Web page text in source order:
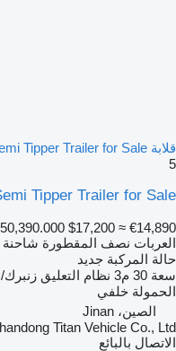
قلابة Titan 2 Axle Semi Tipper Trailer for Sale
5
Tipper Trailer for Sale
$17,200 ≈ €14,890
العربات نصف المقطورة شاحنة
حالة المركبة جديد
سعة 30 م3 نظام التعليق
الحمولة خلفي
الصين، Jinan
Titan Vehicle Co., Ltd.
الاتصال بالبائع